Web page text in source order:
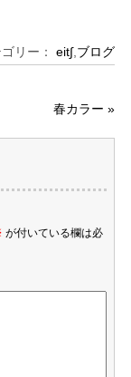
ゴリー：eit∫, ブログ
春カラー »
が付いている欄は必